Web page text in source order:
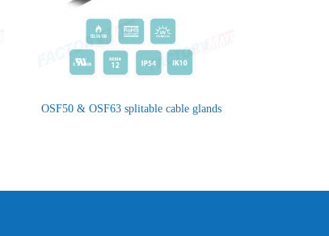
OSF50 & OSF63 splitable cable glands